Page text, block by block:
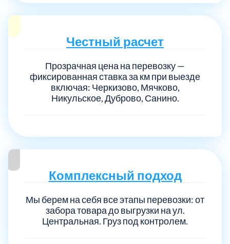
Честный расчет
Прозрачная цена на перевозку —
фиксированная ставка за км при выезде
включая: Черкизово, Мячково,
Никульское, Дуброво, Санино.
Комплексный подход
Мы берем на себя все этапы перевозки: от
забора товара до выгрузки на ул.
Центральная. Груз под контролем.